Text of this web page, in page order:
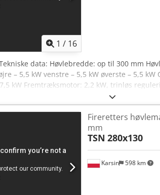
1 / 16
data: Høvlebredde: op til 300 mm
– 5,5 kW venstre – 5,5 kW øverste – 5,5
kW Fremtræksmotor: 2,2 kW, trinløs
Karsin 598 km
Fireretters
mm
TSN 280x130